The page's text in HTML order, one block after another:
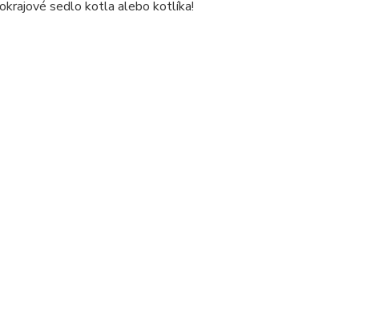
sedlo kotla alebo kotlíka!